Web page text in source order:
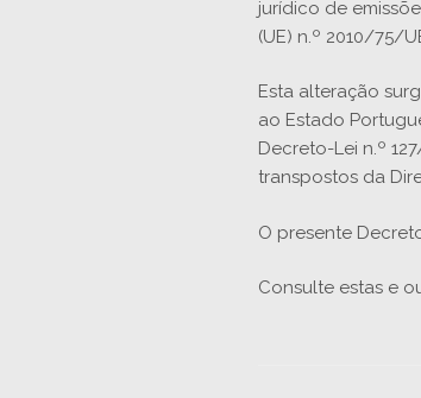
jurídico de
(UE) n.º 2010/75/
Esta alteração
ao Estado
Decreto-Lei n.º
transpostos da
O presente
Consulte estas e